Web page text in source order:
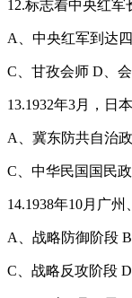
12.标志着中央红
A、中央红军到达
C、甘孜会师 D、
13.1932年3月，日
A、冀东防共自治
C、中华民国国民
14.1938年10月广
A、战略防御阶段
C、战略反攻阶段